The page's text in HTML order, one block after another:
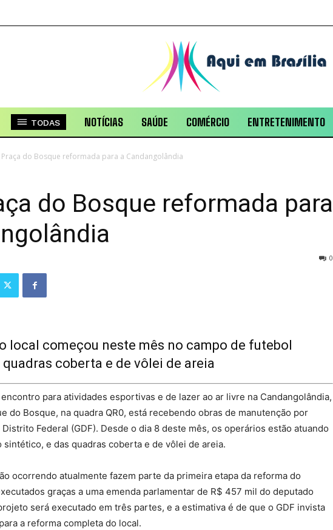
TODAS NOTÍCIAS SAÚDE COMÉRCIO ENTRETENIMENTO
Praça do Bosque reformada para a Candangolândia
do Bosque reformada para
0
local começou neste mês no campo de futebol
coberta e de vôlei de areia
para atividades esportivas e de lazer ao ar livre na Candangolândia,
do Bosque, na quadra QR0, está recebendo obras de manutenção por
Federal (GDF). Desde o dia 8 deste mês, os operários estão atuando
sintético, e das quadras coberta e de vôlei de areia.
ocorrendo atualmente fazem parte da primeira etapa da reforma do
graças a uma emenda parlamentar de R$ 457 mil do deputado
será executado em três partes, e a estimativa é de que o GDF invista
a reforma completa do local.